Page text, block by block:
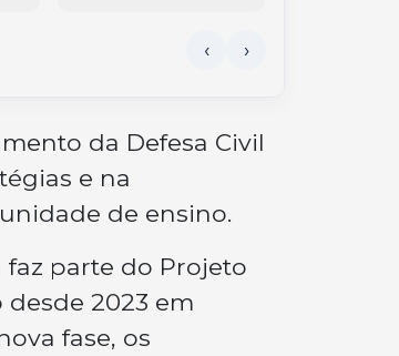
da Defesa Civil
e na
de ensino.
faz parte do Projeto
2023 em
fase, os